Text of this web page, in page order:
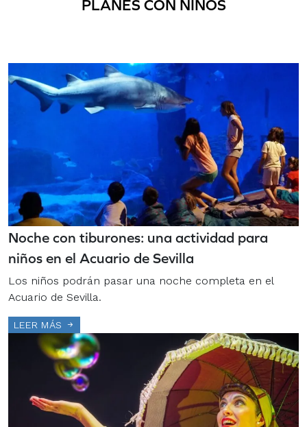
PLANES CON NIÑOS
Noche con tiburones: una actividad para
niños en el Acuario de Sevilla
Los niños podrán pasar una noche completa en el
Acuario de Sevilla.
LEER MÁS